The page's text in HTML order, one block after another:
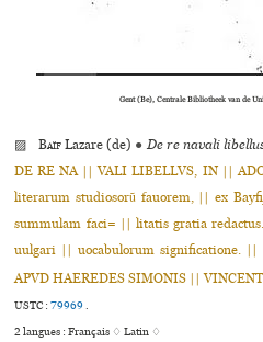
Gent (Be), Centrale Bibliotheek van de
▨Baïf Lazare (de) ● De re navali
DE RE NA || VALI LIBELLVS, IN ||
literarum studiosorũ fauorem, || ex
summulam faci= || litatis gratia
uulgari || uocabulorum significatione.
APVD HAEREDES SIMONIS ||
USTC :79969.
2 langues :Français ♢Latin ♢